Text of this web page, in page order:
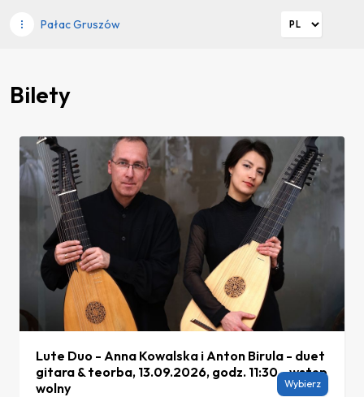
Pałac Gruszów
Bilety
Lute Duo - Anna Kowalska i Anton Birula - duet
gitara & teorba, 13.09.2026, godz. 11:30 - wstęp
wolny
Wybierz